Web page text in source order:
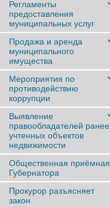
Регламенты
предоставления
муниципальных услуг
Продажа и аренда
муниципального
имущества
Мероприятия по
противодействию
коррупции
Выявление
правообладателей ранее
учтенныx объектов
недвижимости
Общественная приёмная
Губернатора
Прокурор разъясняет
закон